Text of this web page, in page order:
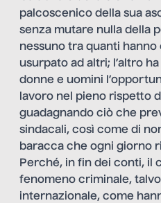
palcoscenico della sua
senza mutare nulla della
nessuno tra quanti
usurpato ad altri; l’altro
donne e uomini
lavoro nel pieno rispetto
guadagnando ciò che
sindacali, così come di
baracca che ogni giorno
Perché, in fin dei conti, il
fenomeno criminale,
internazionale, come